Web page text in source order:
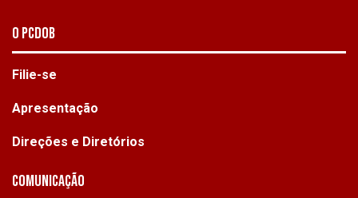
O PCdoB
Filie-se
Apresentação
Direções e Diretórios
Comunicação